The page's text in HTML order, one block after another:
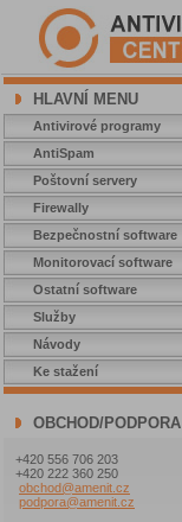
HLAVNÍ MENU
Antivirové programy
AntiSpam
Poštovní servery
Firewally
Bezpečnostní software
Monitorovací software
Ostatní software
Služby
Návody
Ke stažení
OBCHOD/PODPORA
+420 556 706 203
+420 222 360 250
obchod@amenit.cz
podpora@amenit.cz